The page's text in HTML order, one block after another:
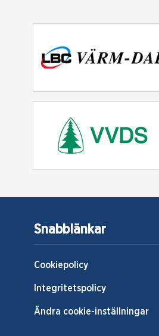
Snabblänkar
Cookiepolicy
Integritetspolicy
Ändra cookie-inställningar